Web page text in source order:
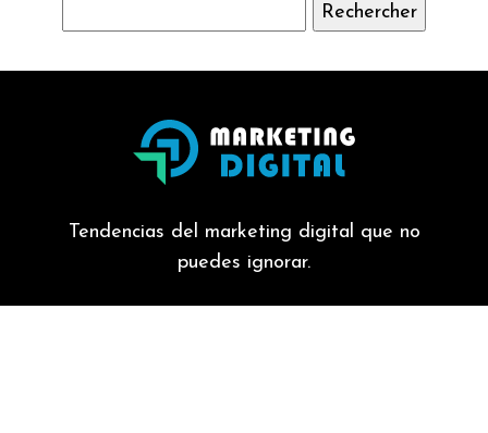
Tendencias del marketing digital que no
puedes ignorar.